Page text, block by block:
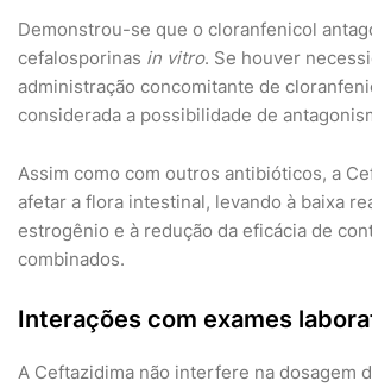
Demonstrou-se que o cloranfenicol
cefalosporinas in vitro. Se houver
administração concomitante de
considerada a possibilidade de
Assim como com outros antibióticos, a
afetar a flora intestinal, levando à baixa
estrogênio e à redução da eficácia de
combinados.
Interações com exames
A Ceftazidima não interfere na dosagem